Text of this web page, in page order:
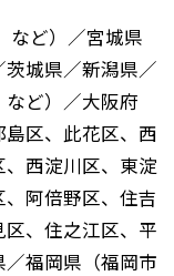
ど）／宮城県
城県／新潟県／
ど）／大阪府
島区、此花区、西
西淀川区、東淀
阿倍野区、住吉
、住之江区、平
福岡県（福岡市